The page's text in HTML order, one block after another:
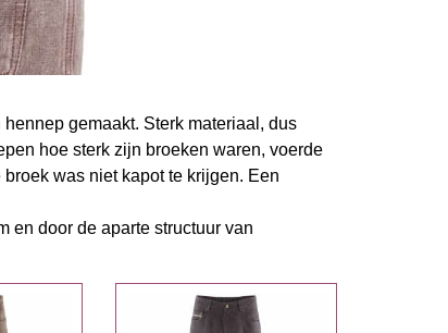
gemaakt. Sterk materiaal, dus
hoe sterk zijn broeken waren, voerde
was niet kapot te krijgen. Een
en door de aparte structuur van